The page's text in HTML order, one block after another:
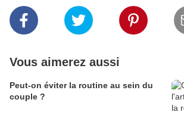
Vous aimerez aussi
Peut-on éviter la routine au sein du
couple ?